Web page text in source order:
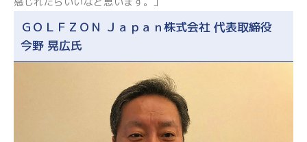
ＧＯＬＦＺＯＮ Ｊａｐａｎ株式会社 代表取締役
今野 晃広氏